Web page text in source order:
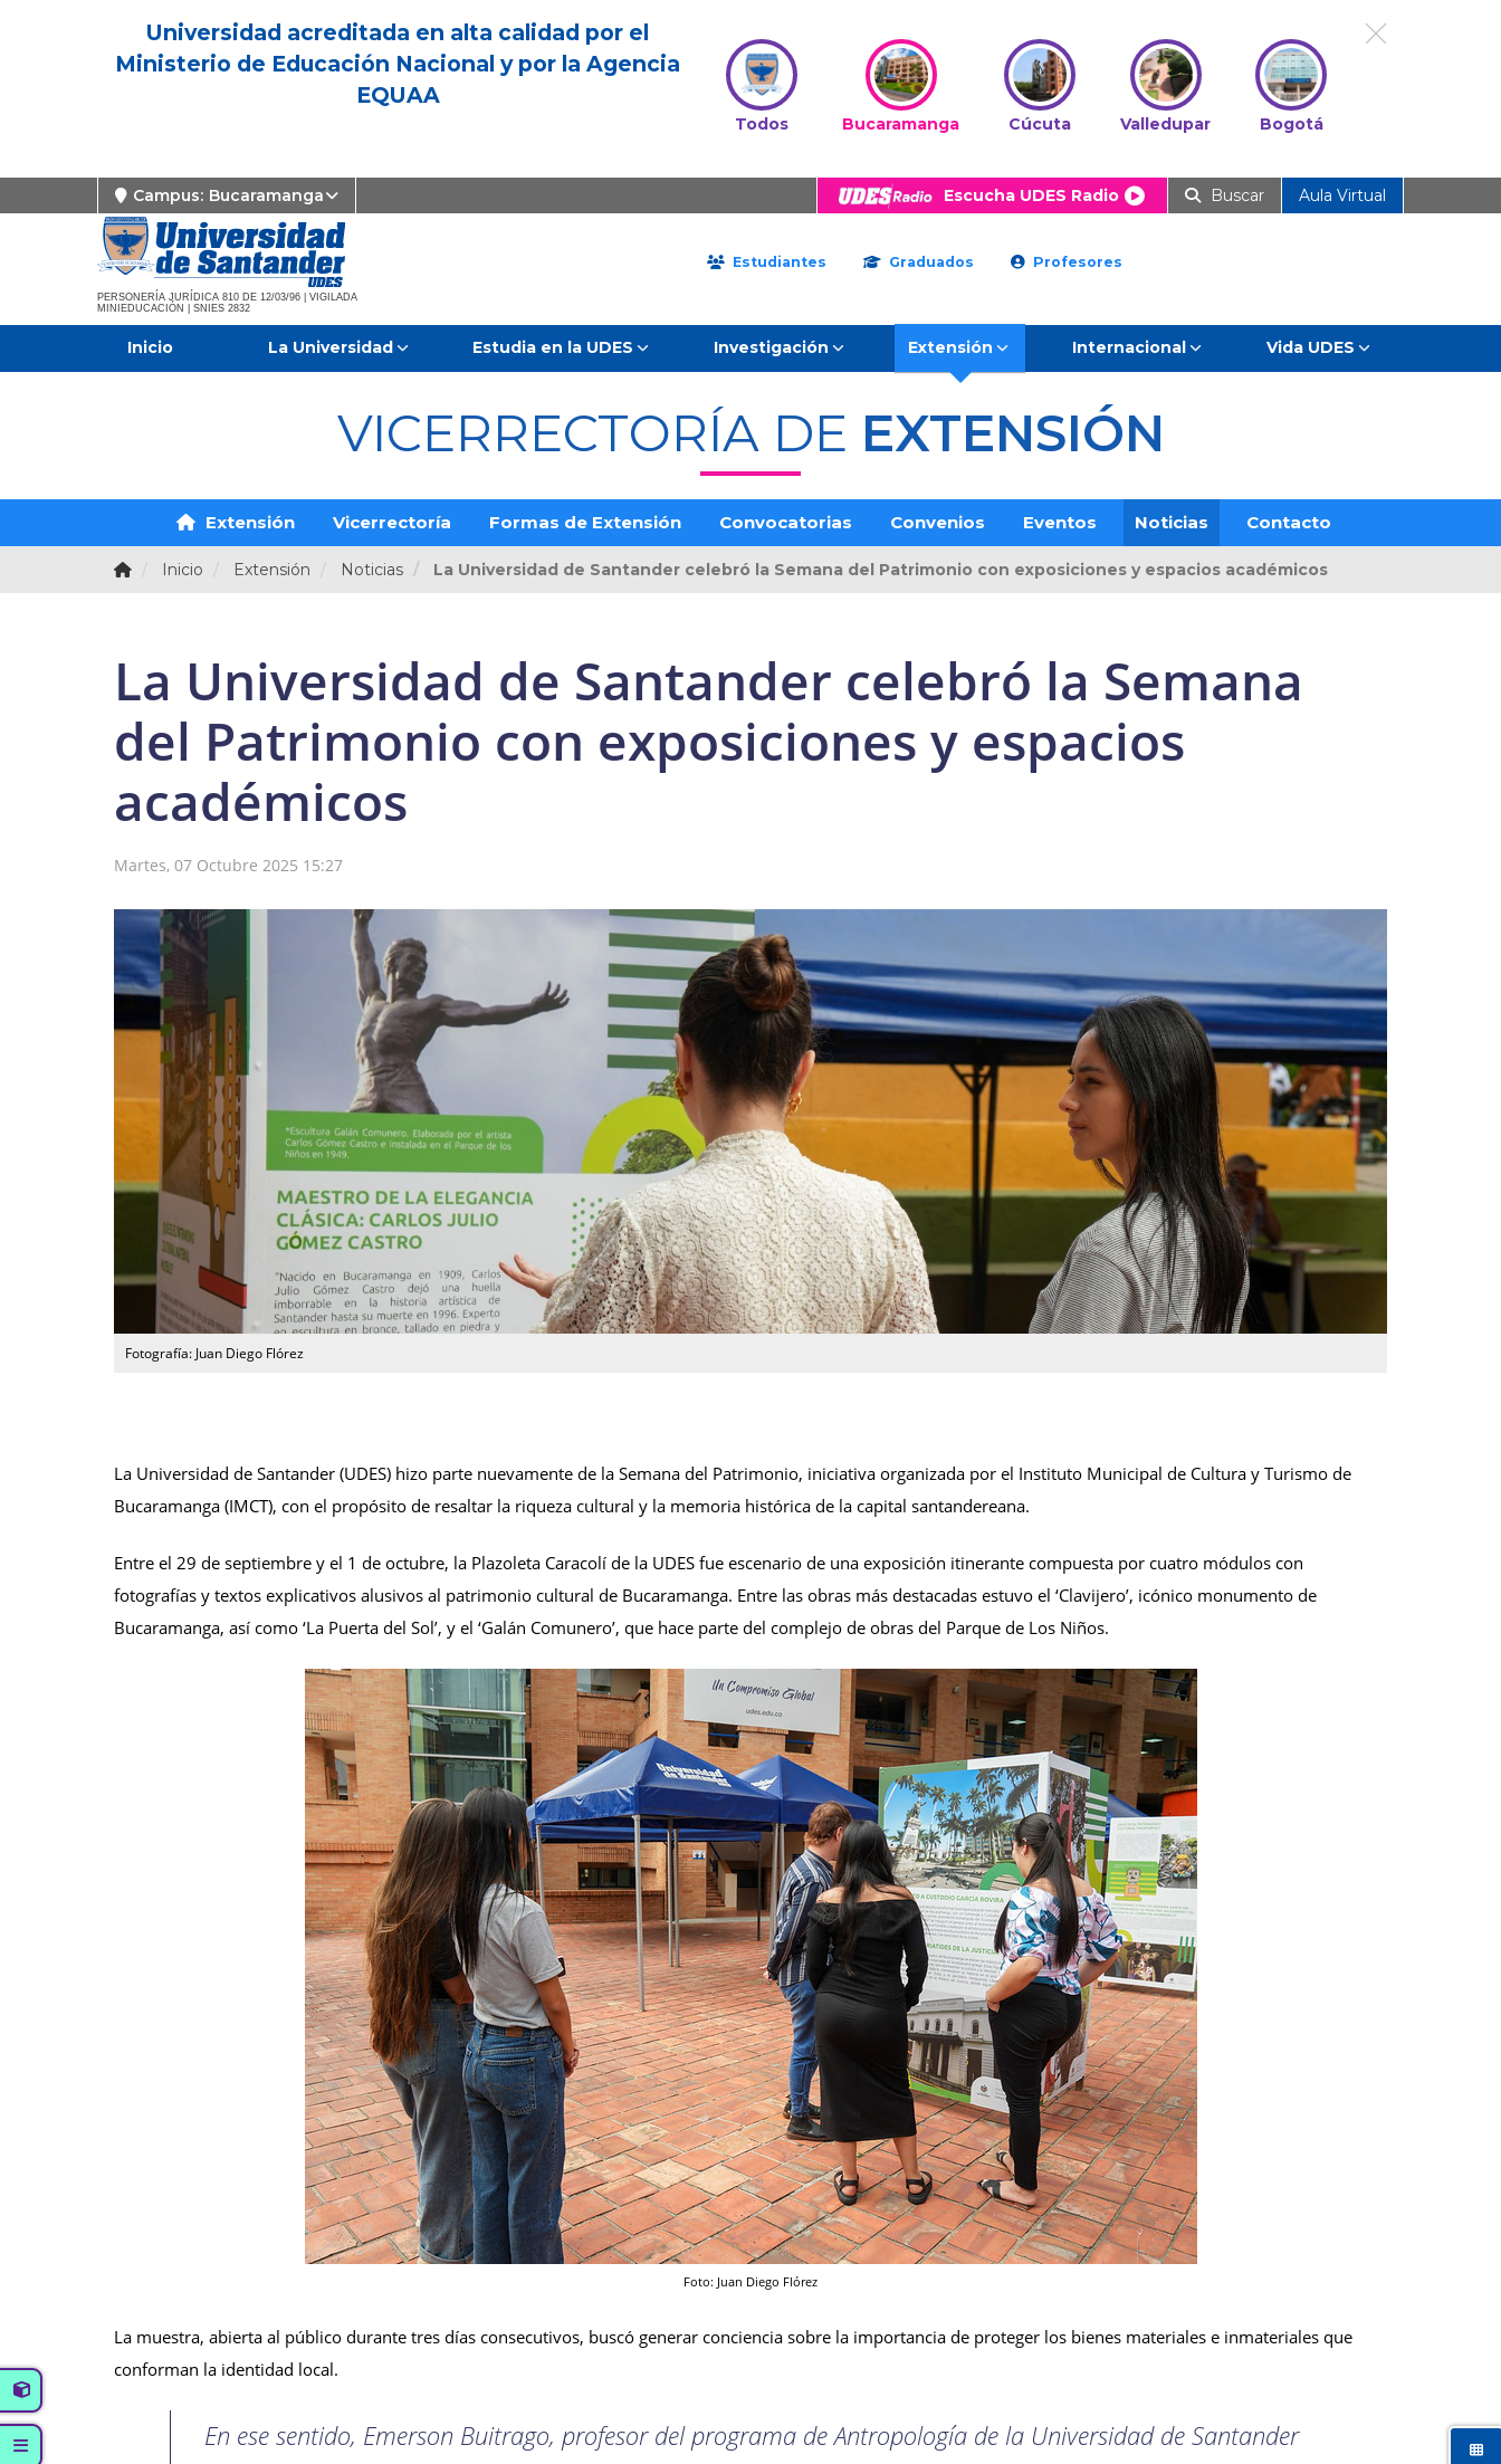
Universidad acreditada en alta calidad por el
Ministerio de Educación Nacional y por la Agencia
EQUAA
Todos Bucaramanga Cúcuta Valledupar Bogotá
Campus: Bucaramanga Escucha UDES Radio Buscar Aula Virtual
PERSONERÍA JURÍDICA 810 DE 12/03/96 | VIGILADA
MINIEDUCACIÓN | SNIES 2832
Estudiantes Graduados Profesores
Inicio La Universidad Estudia en la UDES Investigación Extensión Internacional Vida UDES
VICERRECTORÍA DE EXTENSIÓN
Extensión Vicerrectoría Formas de Extensión Convocatorias Convenios Eventos Noticias Contacto
Inicio Extensión Noticias La Universidad de Santander celebró la Semana del Patrimonio con exposiciones y espacios académicos
La Universidad de Santander celebró la Semana
del Patrimonio con exposiciones y espacios
académicos
Martes, 07 Octubre 2025 15:27
Fotografía: Juan Diego Flórez
La Universidad de Santander (UDES) hizo parte nuevamente de la Semana del Patrimonio, iniciativa organizada por el Instituto Municipal de Cultura y Turismo de
Bucaramanga (IMCT), con el propósito de resaltar la riqueza cultural y la memoria histórica de la capital santandereana.
Entre el 29 de septiembre y el 1 de octubre, la Plazoleta Caracolí de la UDES fue escenario de una exposición itinerante compuesta por cuatro módulos con
fotografías y textos explicativos alusivos al patrimonio cultural de Bucaramanga. Entre las obras más destacadas estuvo el ‘Clavijero’, icónico monumento de
Bucaramanga, así como ‘La Puerta del Sol’, y el ‘Galán Comunero’, que hace parte del complejo de obras del Parque de Los Niños.
Foto: Juan Diego Flórez
La muestra, abierta al público durante tres días consecutivos, buscó generar conciencia sobre la importancia de proteger los bienes materiales e inmateriales que
conforman la identidad local.
En ese sentido, Emerson Buitrago, profesor del programa de Antropología de la Universidad de Santander